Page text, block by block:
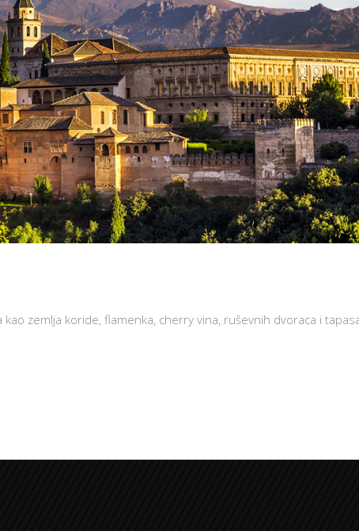
zemlja koride, flamenka, cherry vina, ruševnih dvoraca i